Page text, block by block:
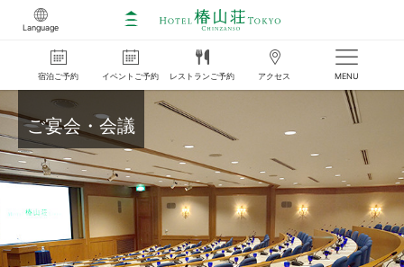
Language
宿泊ご予約 イベント ご予約 レストラン ご予約 アクセス MENU
ご宴会・会議